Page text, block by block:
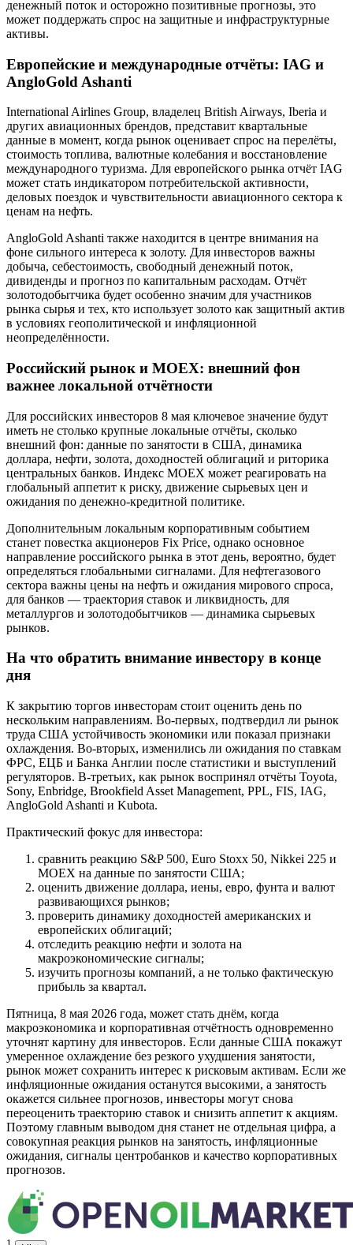
денежный поток и осторожно позитивные прогнозы, это
может поддержать спрос на защитные и инфраструктурные
активы.
Европейские и международные отчёты: IAG и
AngloGold Ashanti
International Airlines Group, владелец British Airways, Iberia и
других авиационных брендов, представит квартальные
данные в момент, когда рынок оценивает спрос на перелёты,
стоимость топлива, валютные колебания и восстановление
международного туризма. Для европейского рынка отчёт IAG
может стать индикатором потребительской активности,
деловых поездок и чувствительности авиационного сектора к
ценам на нефть.
AngloGold Ashanti также находится в центре внимания на
фоне сильного интереса к золоту. Для инвесторов важны
добыча, себестоимость, свободный денежный поток,
дивиденды и прогноз по капитальным расходам. Отчёт
золотодобытчика будет особенно значим для участников
рынка сырья и тех, кто использует золото как защитный актив
в условиях геополитической и инфляционной
неопределённости.
Российский рынок и MOEX: внешний фон
важнее локальной отчётности
Для российских инвесторов 8 мая ключевое значение будут
иметь не столько крупные локальные отчёты, сколько
внешний фон: данные по занятости в США, динамика
доллара, нефти, золота, доходностей облигаций и риторика
центральных банков. Индекс MOEX может реагировать на
глобальный аппетит к риску, движение сырьевых цен и
ожидания по денежно-кредитной политике.
Дополнительным локальным корпоративным событием
станет повестка акционеров Fix Price, однако основное
направление российского рынка в этот день, вероятно, будет
определяться глобальными сигналами. Для нефтегазового
сектора важны цены на нефть и ожидания мирового спроса,
для банков — траектория ставок и ликвидность, для
металлургов и золотодобытчиков — динамика сырьевых
рынков.
На что обратить внимание инвестору в конце
дня
К закрытию торгов инвесторам стоит оценить день по
нескольким направлениям. Во-первых, подтвердил ли рынок
труда США устойчивость экономики или показал признаки
охлаждения. Во-вторых, изменились ли ожидания по ставкам
ФРС, ЕЦБ и Банка Англии после статистики и выступлений
регуляторов. В-третьих, как рынок воспринял отчёты Toyota,
Sony, Enbridge, Brookfield Asset Management, PPL, FIS, IAG,
AngloGold Ashanti и Kubota.
Практический фокус для инвестора:
сравнить реакцию S&P 500, Euro Stoxx 50, Nikkei 225 и
MOEX на данные по занятости США;
оценить движение доллара, иены, евро, фунта и валют
развивающихся рынков;
проверить динамику доходностей американских и
европейских облигаций;
отследить реакцию нефти и золота на
макроэкономические сигналы;
изучить прогнозы компаний, а не только фактическую
прибыль за квартал.
Пятница, 8 мая 2026 года, может стать днём, когда
макроэкономика и корпоративная отчётность одновременно
уточнят картину для инвесторов. Если данные США покажут
умеренное охлаждение без резкого ухудшения занятости,
рынок может сохранить интерес к рисковым активам. Если же
инфляционные ожидания останутся высокими, а занятость
окажется сильнее прогнозов, инвесторы могут снова
переоценить траекторию ставок и снизить аппетит к акциям.
Поэтому главным выводом дня станет не отдельная цифра, а
совокупная реакция рынков на занятость, инфляционные
ожидания, сигналы центробанков и качество корпоративных
прогнозов.